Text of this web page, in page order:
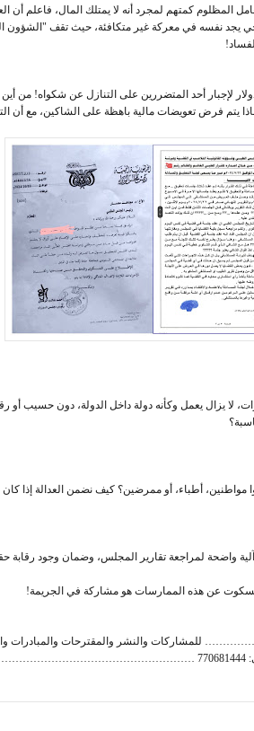
المظلوم كمتهم لمجرد أنه لا يمتلك المال، فاعلم أن
نفسه في معركة غير متكافئة، حيث تقف "الشؤون
إلى حد عرض مبالغ ضخمة تصل إلى 40 ألف دولار لإجبار أحد المتضررين على
يتم فرض تعويضات مالية باهظة على الشاكين، مع
لا يزال يعمل وكأنه دولة داخل الدولة، دون حسيب
أطباء، أو ممرضين؟ كيف نضمن العدالة إذا كان
واضحة لمراجعة تقارير المجلس، وضمان وجود رقابة
عن هذه الممارسات هو مشاركة في الجريمة!
والمقترحات والمبادرات والتواصل